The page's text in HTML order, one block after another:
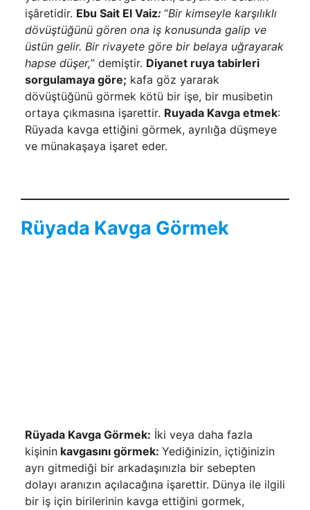
işâretidir. Ebu Sait El Vaiz: “Bir kimseyle karşılıklı
dövüştüğü­nü gören ona iş konusunda galip ve
üstün gelir. Bir rivayete göre bir bela­ya uğrayarak
hapse düşer,” demiştir. Diyanet ruya tabirleri
sorgulamaya göre; kafa göz yararak
dövüştüğünü görmek kötü bir işe, bir musibetin
ortaya çıkmasına işarettir. Ruyada Kavga etmek:
Rüyada kavga ettiğini görmek, ayrılığa düşmeye
ve münakaşaya işaret eder.
Rüyada Kavga Görmek
Rüyada Kavga Görmek: İki veya daha fazla
kişininkavgasını görmek: Yediğinizin, içtiğinizin
ayrı gitmediği bir arkadaşınızla bir sebepten
dolayı aranızın açılacağına işarettir. Dünya ile ilgili
bir iş için birilerinin kavga ettiğini gormek,